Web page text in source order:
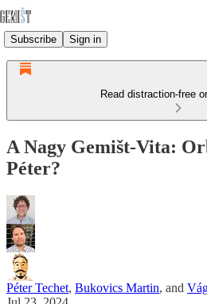
Subscribe Sign in
Read distraction-free
A Nagy Gemišt-Vita:
Péter?
Péter Techet, Bukovics Martin, and